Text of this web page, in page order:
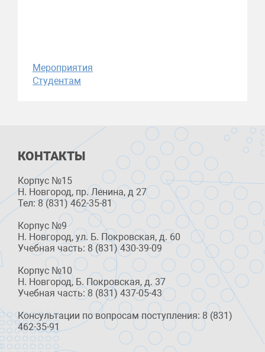
Мероприятия
Студентам
КОНТАКТЫ
Корпус №15
Н. Новгород, пр. Ленина, д 27
Тел: 8 (831) 462-35-81
Корпус №9
Н. Новгород, ул. Б. Покровская, д. 60
Учебная часть: 8 (831) 430-39-09
Корпус №10
Н. Новгород, Б. Покровская, д. 37
Учебная часть: 8 (831) 437-05-43
Консультации по вопросам поступления: 8 (831)
462-35-91